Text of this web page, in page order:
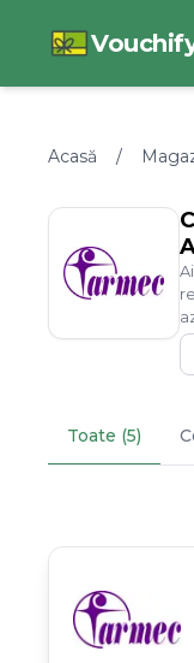
Acasă /
Toate (5)